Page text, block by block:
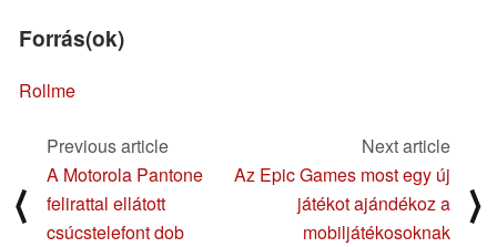
Forrás(ok)
Rollme
⟨
Previous article
A Motorola Pantone
felirattal ellátott
csúcstelefont dob
Next article
Az Epic Games most egy új
játékot ajándékoz a
mobiljátékosoknak
⟩